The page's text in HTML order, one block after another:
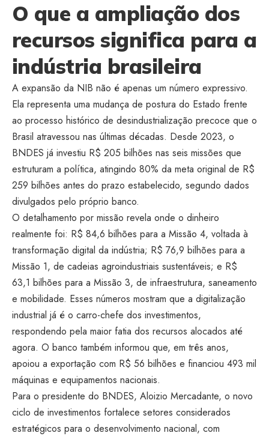
O que a ampliação dos
recursos significa para a
indústria brasileira
A expansão da NIB não é apenas um número expressivo.
Ela representa uma mudança de postura do Estado frente
ao processo histórico de desindustrialização precoce que o
Brasil atravessou nas últimas décadas. Desde 2023, o
BNDES já investiu R$ 205 bilhões nas seis missões que
estruturam a política, atingindo 80% da meta original de R$
259 bilhões antes do prazo estabelecido, segundo dados
divulgados pelo próprio banco.
O detalhamento por missão revela onde o dinheiro
realmente foi: R$ 84,6 bilhões para a Missão 4, voltada à
transformação digital da indústria; R$ 76,9 bilhões para a
Missão 1, de cadeias agroindustriais sustentáveis; e R$
63,1 bilhões para a Missão 3, de infraestrutura, saneamento
e mobilidade. Esses números mostram que a digitalização
industrial já é o carro-chefe dos investimentos,
respondendo pela maior fatia dos recursos alocados até
agora. O banco também informou que, em três anos,
apoiou a exportação com R$ 56 bilhões e financiou 493 mil
máquinas e equipamentos nacionais.
Para o presidente do BNDES, Aloizio Mercadante, o novo
ciclo de investimentos fortalece setores considerados
estratégicos para o desenvolvimento nacional, com